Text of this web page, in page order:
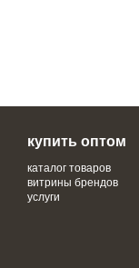
купить оптом
каталог товаров
витрины брендов
услуги